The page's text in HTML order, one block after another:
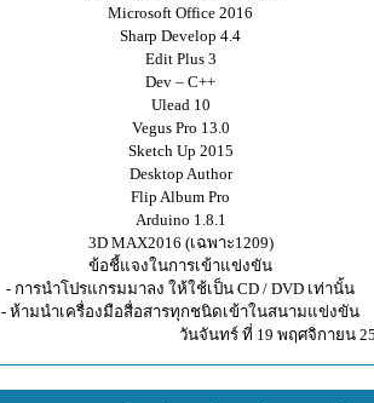
Microsoft Office 2016
Sharp Develop 4.4
Edit Plus 3
Dev – C++
Ulead 10
Vegus Pro 13.0
Sketch Up 2015
Desktop Author
Flip Album Pro
Arduino 1.8.1
3D MAX2016 (เฉพาะ1209)
ข้อชี้แจงในการเข้าแข่งขัน
- การนำโปรแกรมมาลง ให้ใช้เป็น CD / DVD เท่านั้น
- ห้ามนำเครื่องมือสื่อสารทุกชนิดเข้าในสนามแข่งขัน
วันจันทร์ ที่ 19 พฤศจิกายน